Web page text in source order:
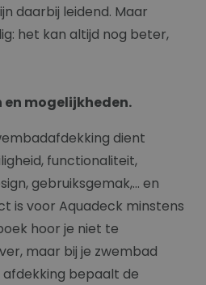
daarbij leidend. Maar
het kan altijd nog beter,
en mogelijkheden.
dient
functionaliteit,
gebruiksgemak,... en
is voor Aquadeck minstens
hoor je niet te
maar bij je zwembad
bepaalt de